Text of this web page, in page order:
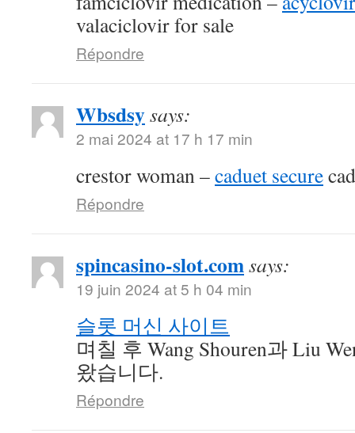
valaciclovir for sale
Répondre
Wbsdsysays:
2 mai 2024 at 17 h 17 min
crestor woman –caduet secure
Répondre
spincasino-slot.comsays:
19 juin 2024 at 5 h 04 min
슬롯 머신 사이트
며칠 후 Wang Shouren과 Liu
왔습니다.
Répondre